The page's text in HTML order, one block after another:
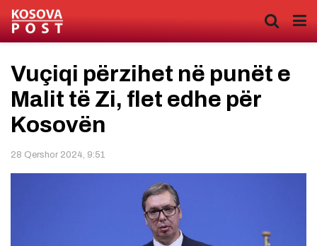
Vuçiqi përzihet në punët e
Malit të Zi, flet edhe për
Kosovën
28 Qershor 2024, 9:51